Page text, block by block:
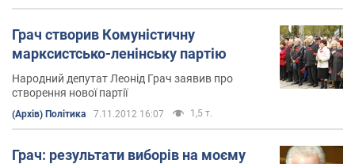
Грач створив Комуністичну
марксистсько-ленінську партію
Народний депутат Леонід Грач заявив про
створення нової партії
(Архів) Політика 7.11.2012 16:07 1,5 т.
Грач: результати виборів на моєму